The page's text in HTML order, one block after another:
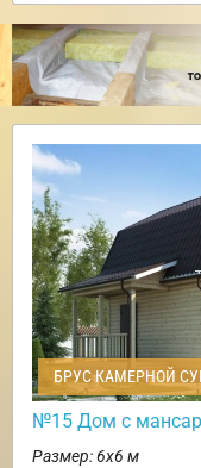
БРУС КАМЕРНОЙ
№15 Дом с
Размер: 6х6 м